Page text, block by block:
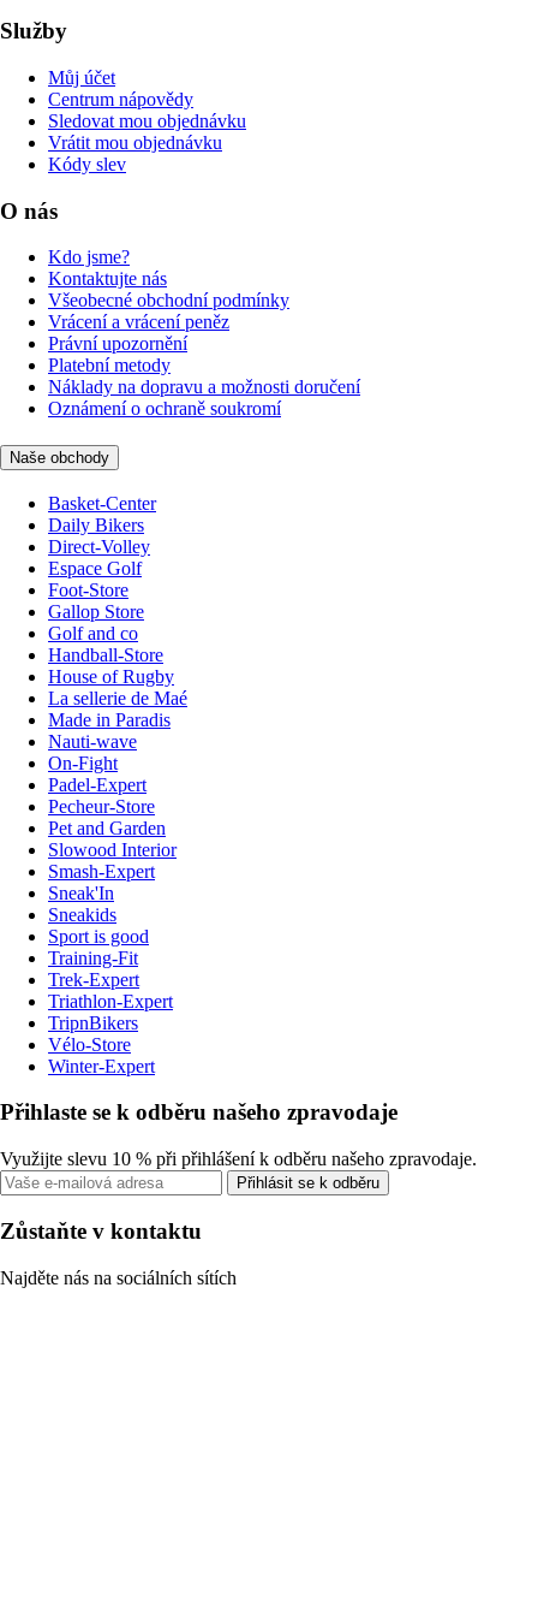
Služby
Můj účet
Centrum nápovědy
Sledovat mou objednávku
Vrátit mou objednávku
Kódy slev
O nás
Kdo jsme?
Kontaktujte nás
Všeobecné obchodní podmínky
Vrácení a vrácení peněz
Právní upozornění
Platební metody
Náklady na dopravu a možnosti doručení
Oznámení o ochraně soukromí
Naše obchody
Basket-Center
Daily Bikers
Direct-Volley
Espace Golf
Foot-Store
Gallop Store
Golf and co
Handball-Store
House of Rugby
La sellerie de Maé
Made in Paradis
Nauti-wave
On-Fight
Padel-Expert
Pecheur-Store
Pet and Garden
Slowood Interior
Smash-Expert
Sneak'In
Sneakids
Sport is good
Training-Fit
Trek-Expert
Triathlon-Expert
TripnBikers
Vélo-Store
Winter-Expert
Přihlaste se k odběru našeho zpravodaje
Využijte slevu 10 % při přihlášení k odběru našeho zpravodaje.
Přihlásit se k odběru
Zůstaňte v kontaktu
Najděte nás na sociálních sítích